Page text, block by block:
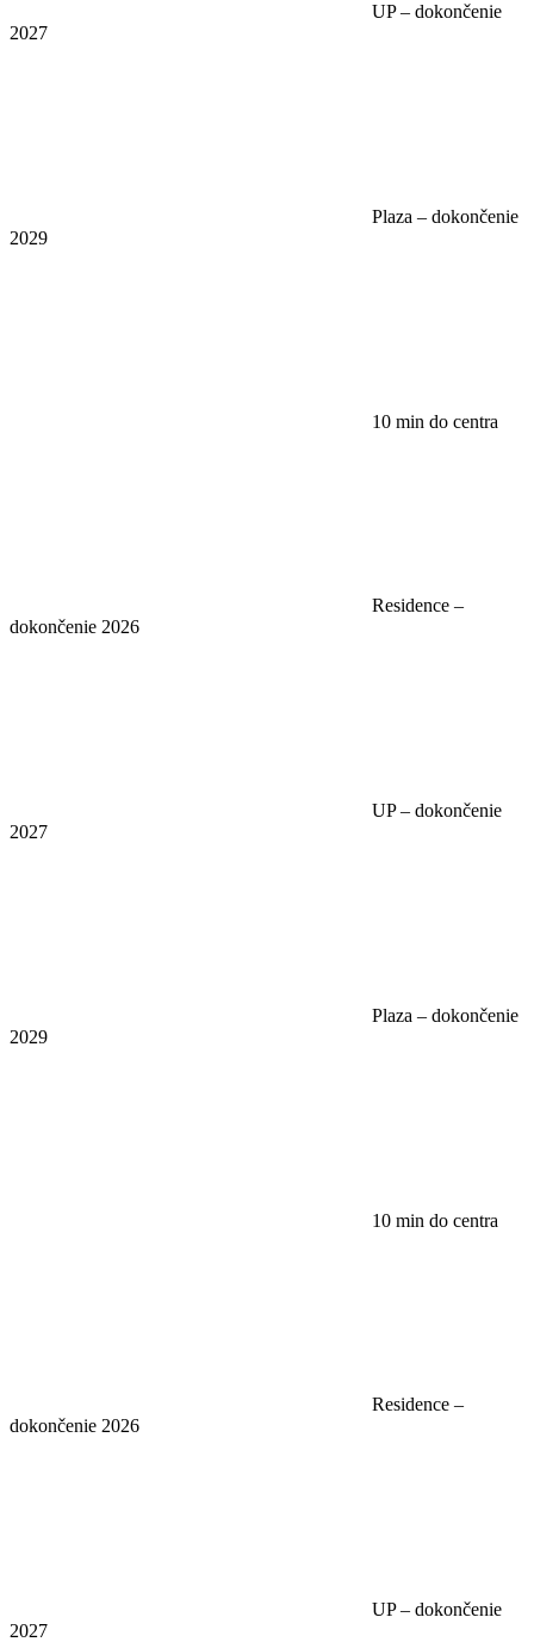
UP – dokončenie
2027
Plaza – dokončenie
2029
10 min do centra
Residence –
dokončenie 2026
UP – dokončenie
2027
Plaza – dokončenie
2029
10 min do centra
Residence –
dokončenie 2026
UP – dokončenie
2027